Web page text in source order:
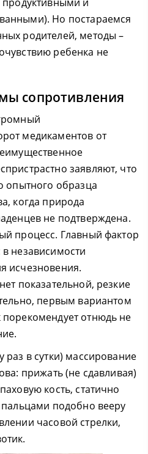
Но постараемся
родителей, методы –
ребенка не
сопротивления
медикаментов от
заявляют, что
опытного образца
когда природа
не подтверждена.
процесс. Главный фактор
независимости
исчезновения.
показательной, резкие
первым вариантом
отнюдь не
в сутки) массирование
прижать (не сдавливая)
кость, статично
подобно вееру
часовой стрелки,